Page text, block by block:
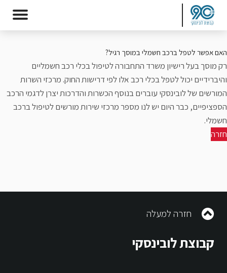
האם אפשר לטפל ברכב חשמלי במוסך רגיל?
רק מוסך בעל רישיון משרד התחבורה לטיפול בכלי רכב חשמליים
והיברידיים יכול לטפל בכלי רכב אלו לפי דרישות החוק. מרכזי השרות
המורשים של לובינסקי עוברים בנוסף הכשרות והדרכות יצרן לדגמי הרכב
הספציפיים, כבר היום יש לנו מספר מרכזי שירות מורשים לטיפול ברכב
חשמלי.
חזרה
חזרה למעלה
קבוצת לובינסקי